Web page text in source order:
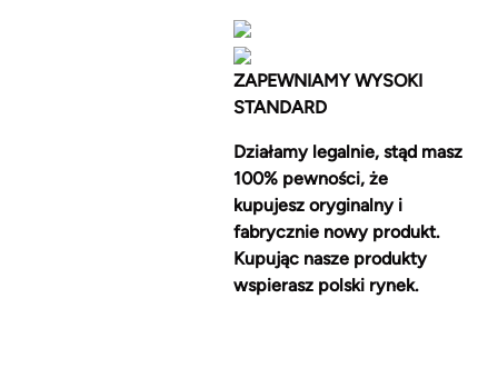
ZAPEWNIAMY WYSOKI
STANDARD
Działamy legalnie, stąd masz
100% pewności, że
kupujesz oryginalny i
fabrycznie nowy produkt.
Kupując nasze produkty
wspierasz polski rynek.